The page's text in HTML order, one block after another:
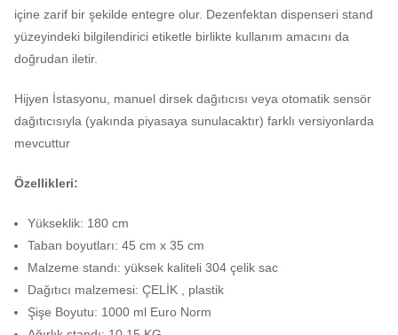
içine zarif bir şekilde entegre olur. Dezenfektan dispenseri stand
yüzeyindeki bilgilendirici etiketle birlikte kullanım amacını da
doğrudan iletir.
Hijyen İstasyonu, manuel dirsek dağıtıcısı veya otomatik sensör
dağıtıcısıyla (yakında piyasaya sunulacaktır) farklı versiyonlarda
mevcuttur
Özellikleri:
Yükseklik: 180 cm
Taban boyutları: 45 cm x 35 cm
Malzeme standı: yüksek kaliteli 304 çelik sac
Dağıtıcı malzemesi: ÇELİK , plastik
Şişe Boyutu: 1000 ml Euro Norm